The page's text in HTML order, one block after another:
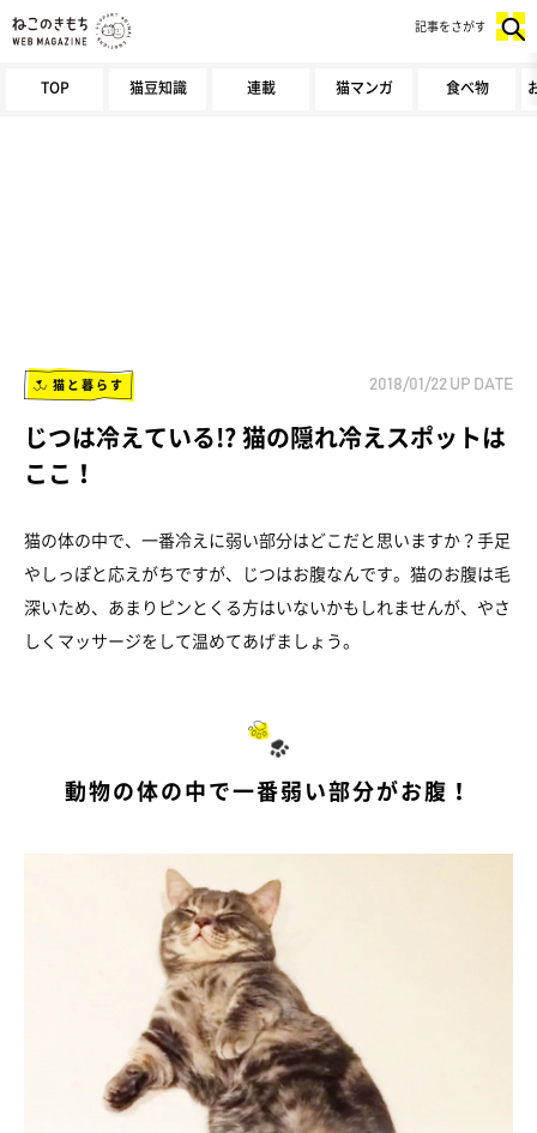
TOP 猫豆知識 連載 猫マンガ 食べ物
記事をさがす
猫と暮らす 2018/01/22 UP DATE
じつは冷えている!? 猫の隠れ冷えスポットは
ここ！
猫の体の中で、一番冷えに弱い部分はどこだと思いますか？手足
やしっぽと応えがちですが、じつはお腹なんです。猫のお腹は毛
深いため、あまりピンとくる方はいないかもしれませんが、やさ
しくマッサージをして温めてあげましょう。
動物の体の中で一番弱い部分がお腹！